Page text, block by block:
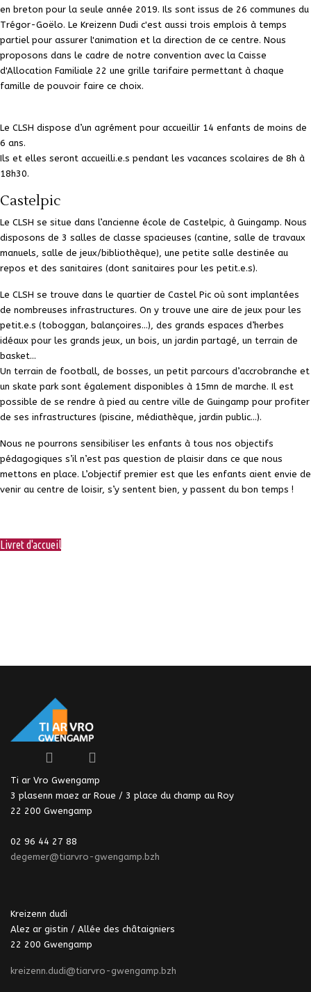
en breton pour la seule année 2019. Ils sont issus de 26 communes du
Trégor-Goëlo. Le Kreizenn Dudi c'est aussi trois emplois à temps
partiel pour assurer l'animation et la direction de ce centre. Nous
proposons dans le cadre de notre convention avec la Caisse
d'Allocation Familiale 22 une grille tarifaire permettant à chaque
famille de pouvoir faire ce choix.
Le CLSH dispose d’un agrément pour accueillir 14 enfants de moins de
6 ans.
Ils et elles seront accueilli.e.s pendant les vacances scolaires de 8h à
18h30.
Castelpic
Le CLSH se situe dans l’ancienne école de Castelpic, à Guingamp. Nous
disposons de 3 salles de classe spacieuses (cantine, salle de travaux
manuels, salle de jeux/bibliothèque), une petite salle destinée au
repos et des sanitaires (dont sanitaires pour les petit.e.s).
Le CLSH se trouve dans le quartier de Castel Pic où sont implantées
de nombreuses infrastructures. On y trouve une aire de jeux pour les
petit.e.s (toboggan, balançoires...), des grands espaces d’herbes
idéaux pour les grands jeux, un bois, un jardin partagé, un terrain de
basket...
Un terrain de football, de bosses, un petit parcours d’accrobranche et
un skate park sont également disponibles à 15mn de marche. Il est
possible de se rendre à pied au centre ville de Guingamp pour profiter
de ses infrastructures (piscine, médiathèque, jardin public...).
Nous ne pourrons sensibiliser les enfants à tous nos objectifs
pédagogiques s’il n’est pas question de plaisir dans ce que nous
mettons en place. L’objectif premier est que les enfants aient envie de
venir au centre de loisir, s’y sentent bien, y passent du bon temps !
Livret d'accueil
Ti ar Vro Gwengamp
3 plasenn maez ar Roue / 3 place du champ au Roy
22 200 Gwengamp
02 96 44 27 88
degemer@tiarvro-gwengamp.bzh
Kreizenn dudi
Alez ar gistin / Allée des châtaigniers
22 200 Gwengamp
kreizenn.dudi@tiarvro-gwengamp.bzh